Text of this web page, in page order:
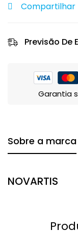
Compartilhar
Previsão De
Garantia
Sobre a marca
NOVARTIS